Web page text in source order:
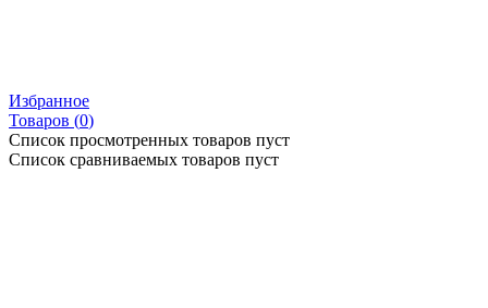
Избранное
Товаров (0)
Список просмотренных товаров пуст
Список сравниваемых товаров пуст